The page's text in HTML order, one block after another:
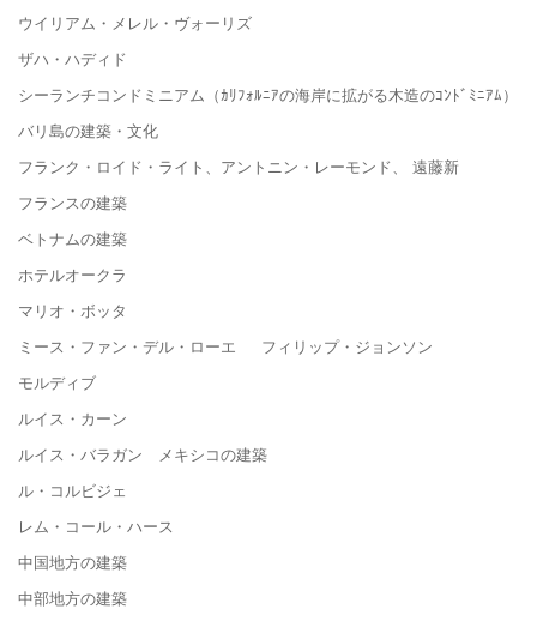
ウイリアム・メレル・ヴォーリズ
ザハ・ハディド
シーランチコンドミニアム（ｶﾘﾌｫﾙﾆｱの海岸に拡がる木造のｺﾝﾄﾞﾐﾆｱﾑ）
バリ島の建築・文化
フランク・ロイド・ライト、アントニン・レーモンド、 遠藤新
フランスの建築
ベトナムの建築
ホテルオークラ
マリオ・ボッタ
ミース・ファン・デル・ローエ フィリップ・ジョンソン
モルディブ
ルイス・カーン
ルイス・バラガン メキシコの建築
ル・コルビジェ
レム・コール・ハース
中国地方の建築
中部地方の建築